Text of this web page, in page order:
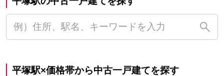
平塚駅×価格帯から中古一戸建てを探す